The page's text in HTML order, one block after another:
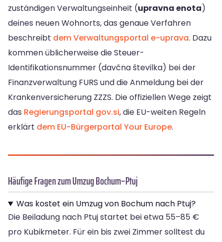
zuständigen Verwaltungseinheit (upravna enota)
deines neuen Wohnorts, das genaue Verfahren
beschreibt dem Verwaltungsportal e-uprava. Dazu
kommen üblicherweise die Steuer-
Identifikationsnummer (davčna številka) bei der
Finanzverwaltung FURS und die Anmeldung bei der
Krankenversicherung ZZZS. Die offiziellen Wege zeigt
das Regierungsportal gov.si, die EU-weiten Regeln
erklärt dem EU-Bürgerportal Your Europe.
Häufige Fragen zum Umzug Bochum–Ptuj
Was kostet ein Umzug von Bochum nach Ptuj?
Die Beiladung nach Ptuj startet bei etwa 55–85 €
pro Kubikmeter. Für ein bis zwei Zimmer solltest du